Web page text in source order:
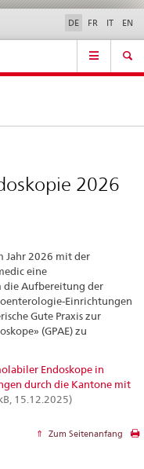
Kontakt | Support & Hilfe
DE FR IT EN
2026
Jahr 2026 mit der
eine
die Aufbereitung der
Einrichtungen
Gute Praxis zur
(GPAE) zu
Endoskope in
durch die Kantone mit
15.12.2025)
Zum Seitenanfang